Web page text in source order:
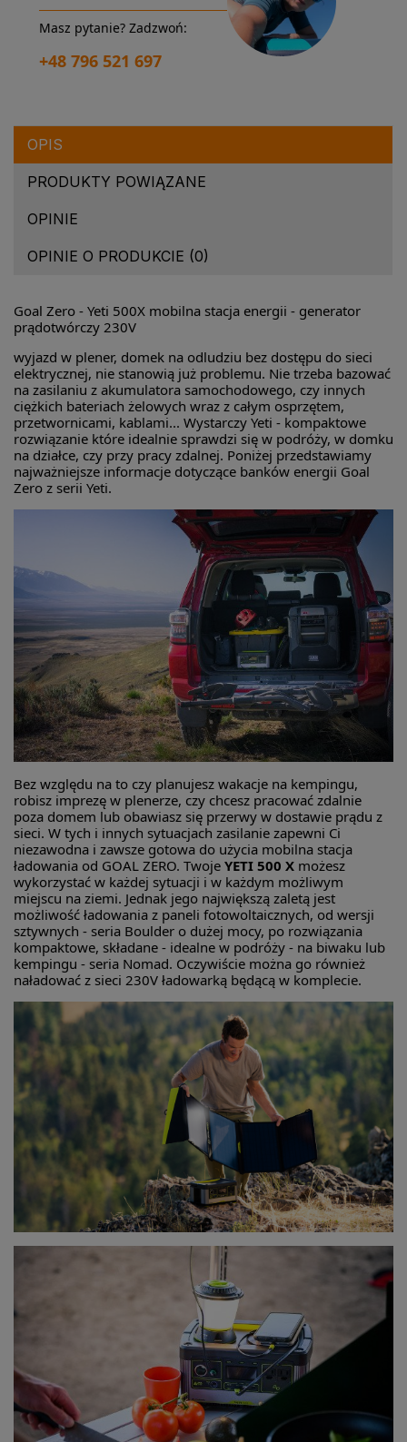
Masz pytanie? Zadzwoń:
+48 796 521 697
OPIS
PRODUKTY POWIĄZANE
OPINIE
OPINIE O PRODUKCIE (0)
Goal Zero - Yeti 500X mobilna stacja energii - generator
prądotwórczy 230V
wyjazd w plener, domek na odludziu bez dostępu do sieci
elektrycznej, nie stanowią już problemu. Nie trzeba bazować
na zasilaniu z akumulatora samochodowego, czy innych
ciężkich bateriach żelowych wraz z całym osprzętem,
przetwornicami, kablami... Wystarczy Yeti - kompaktowe
rozwiązanie które idealnie sprawdzi się w podróży, w domku
na działce, czy przy pracy zdalnej. Poniżej przedstawiamy
najważniejsze informacje dotyczące banków energii Goal
Zero z serii Yeti.
Bez względu na to czy planujesz wakacje na kempingu,
robisz imprezę w plenerze, czy chcesz pracować zdalnie
poza domem lub obawiasz się przerwy w dostawie prądu z
sieci. W tych i innych sytuacjach zasilanie zapewni Ci
niezawodna i zawsze gotowa do użycia mobilna stacja
ładowania od GOAL ZERO. Twoje YETI 500 X możesz
wykorzystać w każdej sytuacji i w każdym możliwym
miejscu na ziemi. Jednak jego największą zaletą jest
możliwość ładowania z paneli fotowoltaicznych, od wersji
sztywnych - seria Boulder o dużej mocy, po rozwiązania
kompaktowe, składane - idealne w podróży - na biwaku lub
kempingu - seria Nomad. Oczywiście można go również
naładować z sieci 230V ładowarką będącą w komplecie.